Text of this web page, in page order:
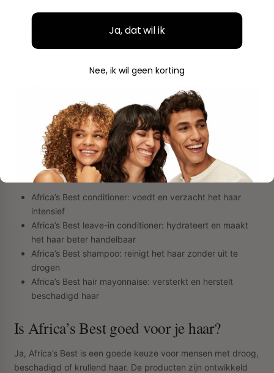
Waarom kiezen voor Africa’s Best?
Rijk aan natuurlijke oliën zoals olijfolie en kokosolie
Helpt haarbreuk verminderen en haar versterken
Geschikt voor krullend, afro en relaxed haar
Ideaal voor dagelijks gebruik en protective styles
Populaire Africa’s Best producten
Africa’s Best heeft een breed assortiment aan verzorgende
haarproducten voor verschillende haartypes.
Africa’s Best conditioner: voedt en verzacht het haar
intensief
Africa’s Best leave-in conditioner: hydrateert en maakt
het haar beter handelbaar
Africa’s Best shampoo: reinigt het haar zonder uit te
drogen
Africa’s Best hair mayonnaise: versterkt en herstelt
beschadigd haar
Is Africa’s Best goed voor je haar?
Ja, Africa’s Best is een goede keuze voor mensen met droog,
beschadigd of krullend haar. De producten zijn ontwikkeld
Ja, dat wil ik
Nee, ik wil geen korting